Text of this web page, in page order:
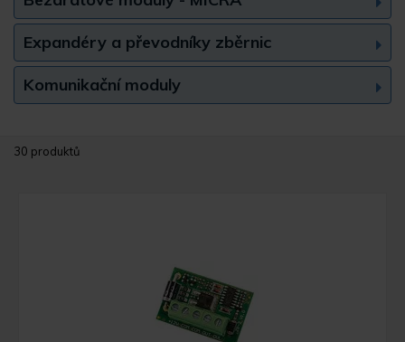
Expandéry a převodníky zběrnic
Komunikační moduly
30 produktů